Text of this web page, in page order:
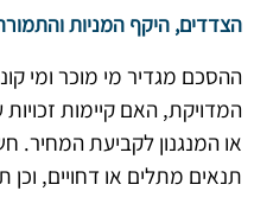
הצדדים, היקף המניות
ההסכם מגדיר מי מוכר ומי
המדויקת, האם קיימות
או המנגנון לקביעת המחיר.
תנאים מתלים או דחויים, וכן